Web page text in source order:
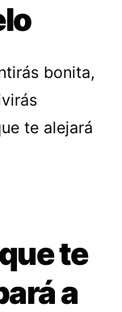
bonita,
te alejará
te
a